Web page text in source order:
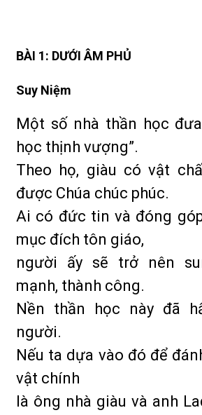
BÀI 1: DƯỚI ÂM PHỦ
Suy Niệm
Một số nhà thần học
học thịnh vượng”.
Theo họ, giàu có vật
được Chúa chúc phúc.
Ai có đức tin và đóng
mục đích tôn giáo,
người ấy sẽ trở nên
mạnh, thành công.
Nền thần học này đã
người.
Nếu ta dựa vào đó để
vật chính
là ông nhà giàu và anh